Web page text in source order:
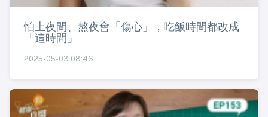
怕上夜間、熬夜會「傷心」，吃飯時間都改成
「這時間」
2025-05-03 08:46